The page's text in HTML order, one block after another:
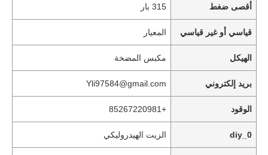
أقصى ضغط 315 بار
قياسي أو غير قياسي المعيار
الهيكل مكبس المضخة
بريد إلكتروني Yli97584@gmail.com
الوقود +85267220981
diy_0 الزيت الهيدروليكي